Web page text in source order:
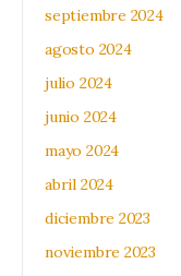
septiembre 2024
agosto 2024
julio 2024
junio 2024
mayo 2024
abril 2024
diciembre 2023
noviembre 2023